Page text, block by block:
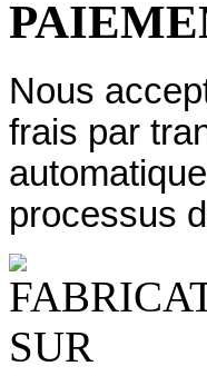
Nous
frais par
processus